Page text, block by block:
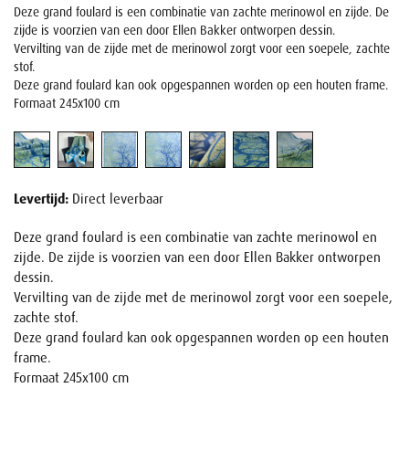
Deze grand foulard is een combinatie van zachte merinowol en zijde. De
zijde is voorzien van een door Ellen Bakker ontworpen dessin.
Vervilting van de zijde met de merinowol zorgt voor een soepele, zachte
stof.
Deze grand foulard kan ook opgespannen worden op een houten frame.
Formaat 245x100 cm
Levertijd: Direct leverbaar
Deze grand foulard is een combinatie van zachte merinowol en
zijde. De zijde is voorzien van een door Ellen Bakker ontworpen
dessin.
Vervilting van de zijde met de merinowol zorgt voor een soepele,
zachte stof.
Deze grand foulard kan ook opgespannen worden op een houten
frame.
Formaat 245x100 cm